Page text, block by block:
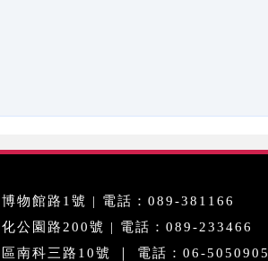
物館路1號 | 電話：089-381166
公園路200號 | 電話：089-233466
南科三路10號 ｜ 電話：06-5050905